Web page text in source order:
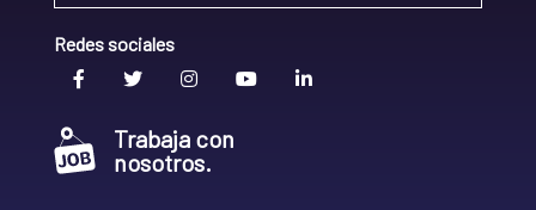
Redes sociales
Trabaja con
nosotros.